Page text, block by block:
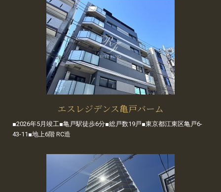
エスレジデンス亀戸バーム
■2026年5月竣工■亀戸駅徒歩6分■総戸数19戸■東京都江東区亀戸6-
43-11■地上6階 RC造